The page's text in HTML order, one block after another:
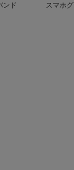
ンド スマホ